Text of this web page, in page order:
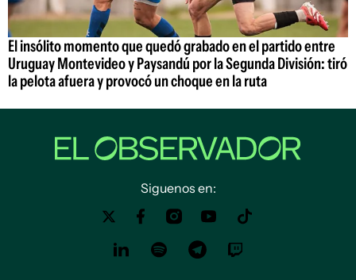
El insólito momento que quedó grabado en el partido entre
Uruguay Montevideo y Paysandú por la Segunda División: tiró
la pelota afuera y provocó un choque en la ruta
Siguenos en: